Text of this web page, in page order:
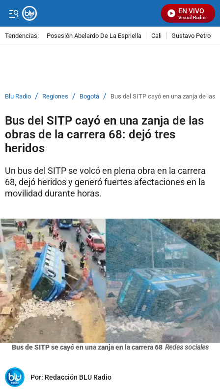
EN VIVO
Señal Visual Radio
Tendencias: Posesión Abelardo De La Espriella Cali Gustavo Petro
Blu Radio / Regiones / Bogotá / Bus del SITP cayó en una zanja de las
Bus del SITP cayó en una zanja de las
obras de la carrera 68: dejó tres
heridos
Un bus del SITP se volcó en plena obra en la carrera
68, dejó heridos y generó fuertes afectaciones en la
movilidad durante horas.
Bus de SITP se cayó en una zanja en la carrera 68 Redes sociales
Por: Redacción BLU Radio